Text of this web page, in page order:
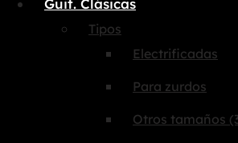
Guit. Clásicas
Tipos
Electrificadas
Para zurdos
Otros tamaños